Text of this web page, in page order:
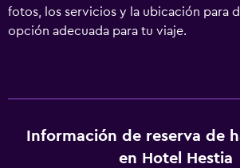
fotos, los servicios y la ubicación para
opción adecuada para tu viaje.
Información de reserva de
en Hotel Hestia